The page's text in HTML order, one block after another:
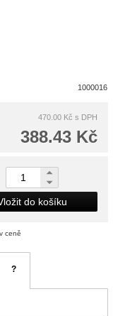
1000016
470.00 Kč s DPH
388.43 Kč
do košíku
ceně
?